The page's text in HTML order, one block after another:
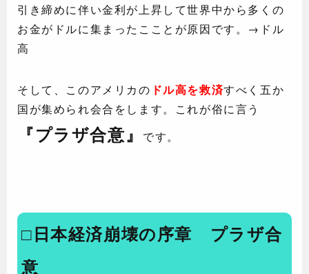
引き締めに伴い金利が上昇して世界中から多くの
お金がドルに集まったこことが原因です。→ドル
高
そして、このアメリカの ドル高を救済すべく五か
国が集められ会合をします。これが俗に言う
『プラザ合意』 です。
□日本経済崩壊の序章 プラザ合
意